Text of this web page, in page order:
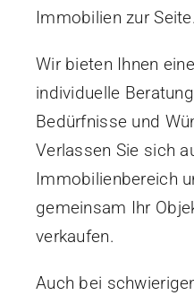
Immobilien zur Seite.
Wir bieten Ihnen
individuelle
Bedürfnisse und
Verlassen Sie sich
Immobilienbereich
gemeinsam Ihr
verkaufen.
Auch bei